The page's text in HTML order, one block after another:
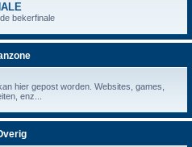
bekerfinale
hier gepost worden. Websites, games,
enz...